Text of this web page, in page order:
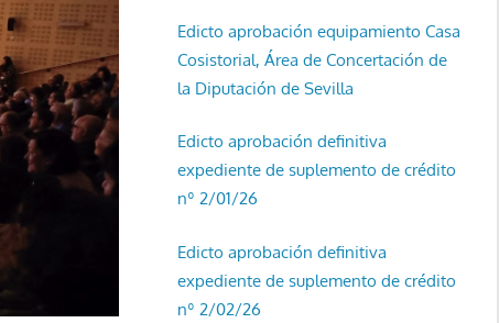
Edicto aprobación equipamiento Casa
Cosistorial, Área de Concertación de
la Diputación de Sevilla
Edicto aprobación definitiva
expediente de suplemento de crédito
nº 2/01/26
Edicto aprobación definitiva
expediente de suplemento de crédito
nº 2/02/26